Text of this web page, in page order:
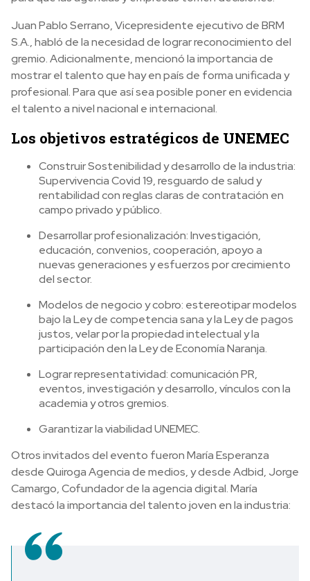
Juan Pablo Serrano, Vicepresidente ejecutivo de BRM
S.A., habló de la necesidad de lograr reconocimiento del
gremio. Adicionalmente, mencionó la importancia de
mostrar el talento que hay en país de forma unificada y
profesional. Para que así sea posible poner en evidencia
el talento a nivel nacional e internacional.
Los objetivos estratégicos de UNEMEC
Construir Sostenibilidad y desarrollo de la industria:
Supervivencia Covid 19, resguardo de salud y
rentabilidad con reglas claras de contratación en
campo privado y público.
Desarrollar profesionalización: Investigación,
educación, convenios, cooperación, apoyo a
nuevas generaciones y esfuerzos por crecimiento
del sector.
Modelos de negocio y cobro: estereotipar modelos
bajo la Ley de competencia sana y la Ley de pagos
justos, velar por la propiedad intelectual y la
participación den la Ley de Economía Naranja.
Lograr representatividad: comunicación PR,
eventos, investigación y desarrollo, vínculos con la
academia y otros gremios.
Garantizar la viabilidad UNEMEC.
Otros invitados del evento fueron María Esperanza
desde Quiroga Agencia de medios, y desde Adbid, Jorge
Camargo, Cofundador de la agencia digital. María
destacó la importancia del talento joven en la industria: